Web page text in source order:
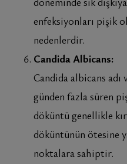
enfeksiyonları pişik
nedenlerdir.
Candida Albicans:
Candida albicans
günden fazla süren
döküntü genellikle
döküntünün ötesine
noktalara sahiptir.